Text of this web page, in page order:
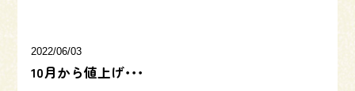
2022/06/03
10月から値上げ･･･